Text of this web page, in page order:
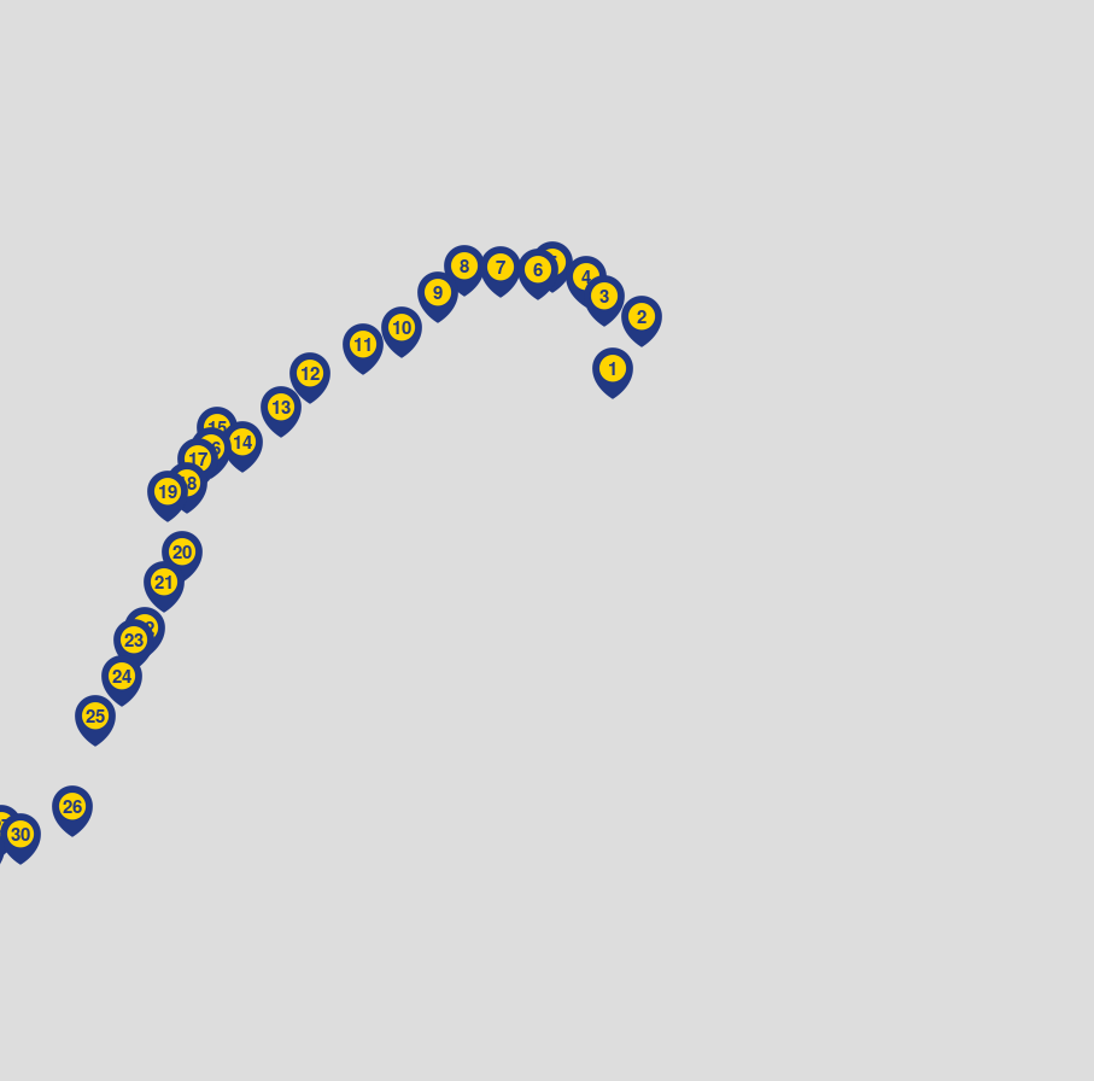
1
2
3
4
5
6
7
8
9
10
11
12
13
14
15
16
17
18
19
20
21
22
23
24
25
26
30